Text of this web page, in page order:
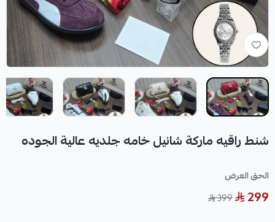
شنط راقيه ماركة شانيل خامه جلديه عالية الجوده
الحق العرض
299
399